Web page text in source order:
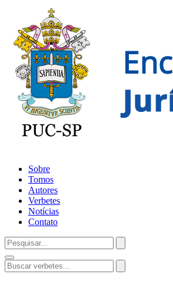
Sobre
Tomos
Autores
Verbetes
Notícias
Contato